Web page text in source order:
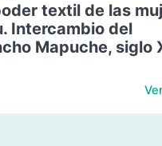
textil de las
Intercambio del
Mapuche, siglo